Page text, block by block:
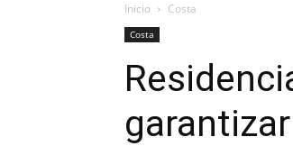
Inicio Costa
Costa